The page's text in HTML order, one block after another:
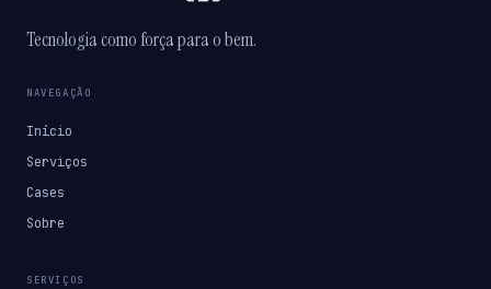
Tecnologia como força para o bem.
NAVEGAÇÃO
Início
Serviços
Cases
Sobre
SERVIÇOS